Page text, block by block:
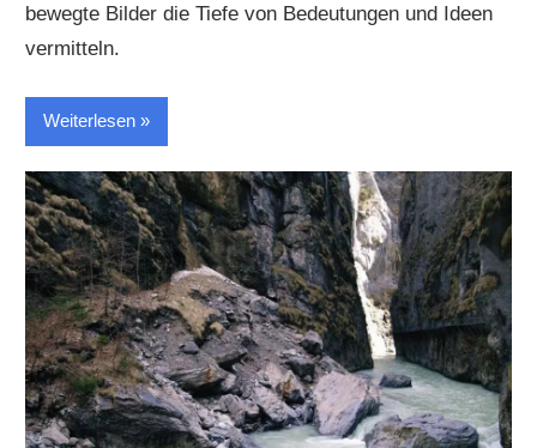
bewegte Bilder die Tiefe von Bedeutungen und Ideen
vermitteln.
Weiterlesen